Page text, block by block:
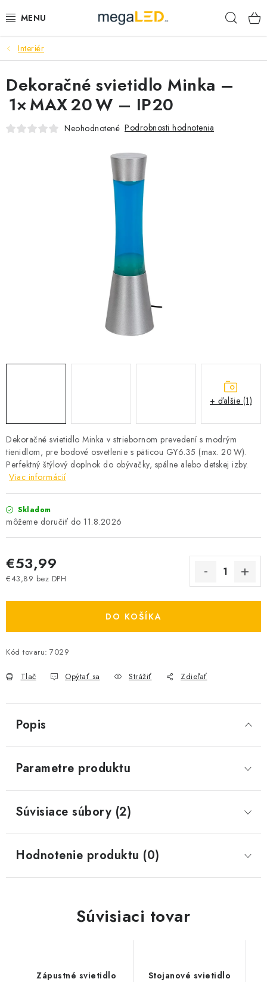
na
PRIEMYSEL
SVIETIDLÁ
ŽIAROVKY A TRUBICE
SEZÓNNE VÝPREDAJE POĽNOPOTREBY
OBCHODNÉ PODMIENKY
O NÁS - MEGALED & JANTON ZÁKAMENNÉ
Reklamácie a formulár na odstúpenie od zmluvy
Obchodné podmienky
O nás - MEGALED & JANTON Zákamenné
Zľavy pre profíkov
Interiér
Dekoračné svietidlo Minka v striebornom prevedení s modrým
tienidlom, pre bodové osvetlenie s päticou GY6.35 (max. 20 W).
Perfektný štýlový doplnok do obývačky, spálne alebo detskej izby.
Viac informácií
Skladom
11.8.2026
€53,99
€43,89 bez DPH
DO KOŠÍKA
Kód tovaru: 7029
Tlač Opýtať sa Strážiť Zdieľať
Dekoračné svietidlo Minka –
1× MAX 20 W – IP20
Neohodnotené Podrobnosti hodnotenia
+ ďalšie (1)
Popis
Parametre produktu
Súvisiace súbory (2)
Hodnotenie produktu (0)
Súvisiaci tovar
Zápustné svietidlo
Stojanové svietidlo